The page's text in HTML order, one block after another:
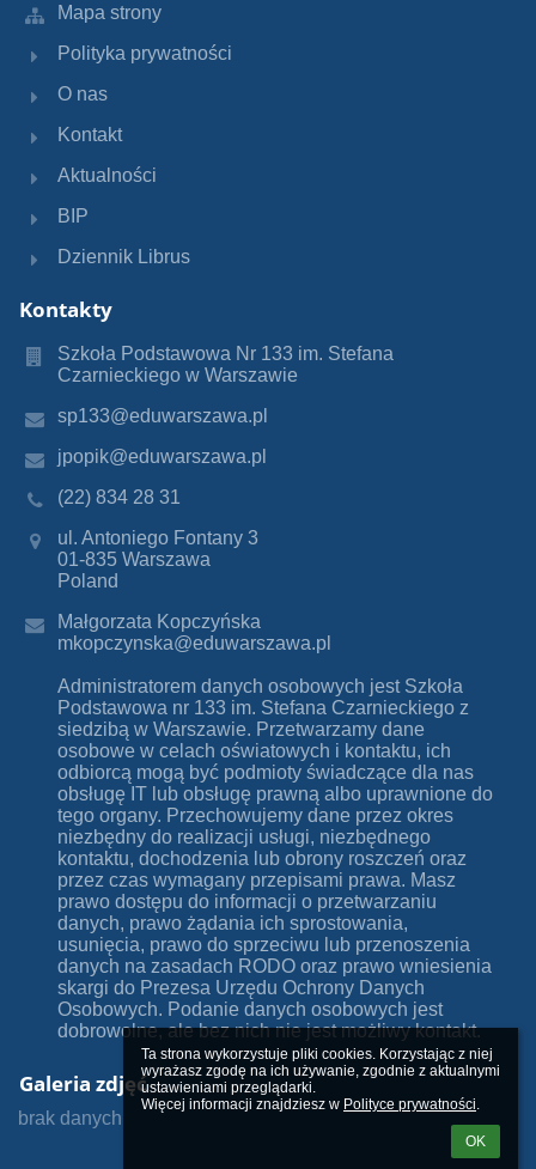
Ta strona wykorzystuje pliki cookies. Korzystając z niej
wyrażasz zgodę na ich używanie, zgodnie z aktualnymi
ustawieniami przeglądarki.
Więcej informacji znajdziesz w Polityce prywatności.
OK
Mapa strony
Polityka prywatności
O nas
Kontakt
Aktualności
BIP
Dziennik Librus
Kontakty
Szkoła Podstawowa Nr 133 im. Stefana
Czarnieckiego w Warszawie
sp133@eduwarszawa.pl
jpopik@eduwarszawa.pl
(22) 834 28 31
ul. Antoniego Fontany 3
01-835 Warszawa
Poland
Małgorzata Kopczyńska
mkopczynska@eduwarszawa.pl
Administratorem danych osobowych jest Szkoła
Podstawowa nr 133 im. Stefana Czarnieckiego z
siedzibą w Warszawie. Przetwarzamy dane
osobowe w celach oświatowych i kontaktu, ich
odbiorcą mogą być podmioty świadczące dla nas
obsługę IT lub obsługę prawną albo uprawnione do
tego organy. Przechowujemy dane przez okres
niezbędny do realizacji usługi, niezbędnego
kontaktu, dochodzenia lub obrony roszczeń oraz
przez czas wymagany przepisami prawa. Masz
prawo dostępu do informacji o przetwarzaniu
danych, prawo żądania ich sprostowania,
usunięcia, prawo do sprzeciwu lub przenoszenia
danych na zasadach RODO oraz prawo wniesienia
skargi do Prezesa Urzędu Ochrony Danych
Osobowych. Podanie danych osobowych jest
dobrowolne, ale bez nich nie jest możliwy kontakt.
Galeria zdjęć
brak danych